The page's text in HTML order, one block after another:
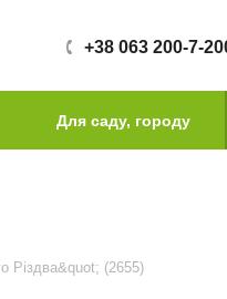
+38 063 200-7-
Для саду, городу
Різдва&quot; (2655)